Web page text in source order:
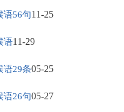
语56句11-25
语11-29
语29条05-25
语26句05-27